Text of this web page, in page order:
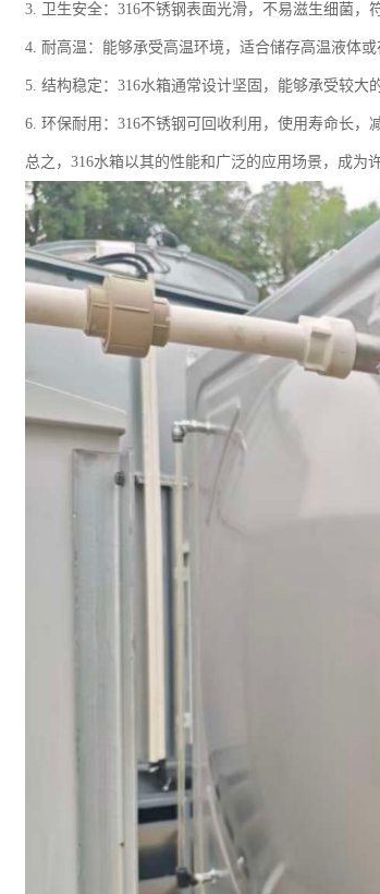
3. 卫生安全：316不锈钢表面光滑，不易滋生细菌，
4. 耐高温：能够承受高温环境，适合储存高温液体或
5. 结构稳定：316水箱通常设计坚固，能够承受较大
6. 环保耐用：316不锈钢可回收利用，使用寿命长，
总之，316水箱以其的性能和广泛的应用场景，成为